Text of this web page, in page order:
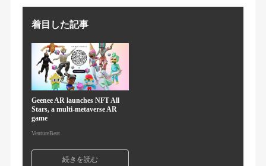
着目した記事
Geenee AR launches NFT All
Stars, a multi-metaverse AR
game
VentureBeat
続きを読む